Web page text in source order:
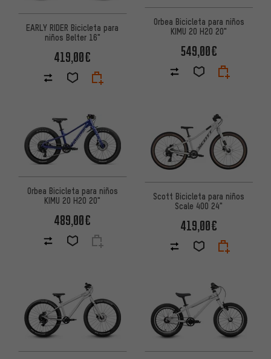
EARLY RIDER Bicicleta para
niños Belter 16"
419,00€
Orbea Bicicleta para niños
KIMU 20 H20 20"
549,00€
Orbea Bicicleta para niños
KIMU 20 H20 20"
489,00€
Scott Bicicleta para niños
Scale 400 24"
419,00€